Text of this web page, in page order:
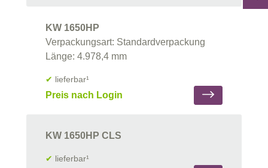
KW 1650HP
Verpackungsart: Standardverpackung
Länge: 4.978,4 mm
✔ lieferbar¹
Preis nach Login
KW 1650HP CLS
✔ lieferbar¹